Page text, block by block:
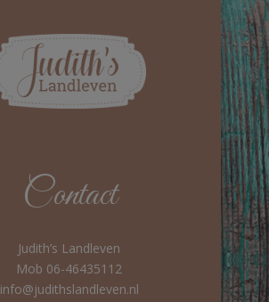
Contact
Judith’s Landleven
Mob 06-46435112
info@judithslandleven.nl